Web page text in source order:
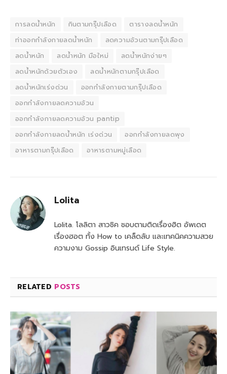
การลดน้ำหนัก กินตามกรุ๊ปเลือด
ตารางลดน้ำหนัก
ท่าออกกำลังกายลดน้ำหนัก
ลดความอ้วนตามกรุ๊ปเลือด
ลดน้ำหนัก
ลดน้ำหนัก มือใหม่
ลดน้ำหนักง่ายๆ
ลดน้ำหนักด้วยตัวเอง
ลดน้ำหนักตามกรุ๊ปเลือด
ลดน้ำหนักเร่งด่วน
ออกกำลังกายตามกรุ๊ปเลือด
ออกกําลังกายลดความอ้วน
ออกกําลังกายลดความอ้วน pantip
ออกกําลังกายลดน้ําหนัก เร่งด่วน
ออกกําลังกายลดพุง
อาหารตามกรุ๊ปเลือด
อาหารตามหมู่เลือด
Lolita
Lolita. โลลิตา สาวชิค ชอบตามติดเรื่องฮิต อัพเดต
เรื่องฮอต ทั้ง How to เคล็ดลับ และเทคนิคความสวย
ความงาม Gossip อินเทรนด์ Life Style.
RELATED POSTS